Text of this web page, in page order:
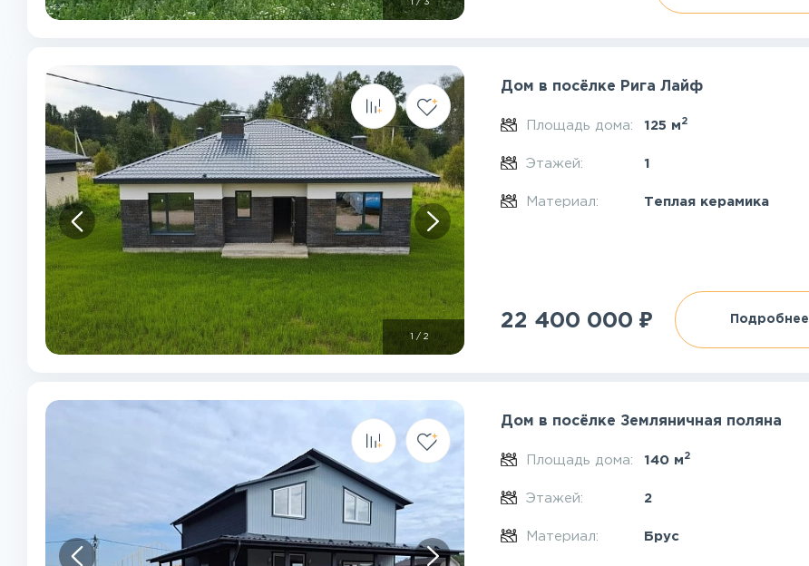
1 / 3
/2
Дом в посёлке Рига Лайф
Площадь дома: 125 м 2
Этажей: 1
Материал: Теплая керамика
22 400 000 ₽ Подробнее
Дом в посёлке Земляничная поляна
Площадь дома: 140 м 2
Этажей: 2
Материал: Брус